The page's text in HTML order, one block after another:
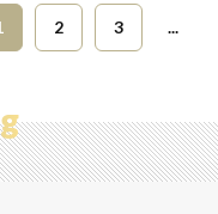
2 3 ...